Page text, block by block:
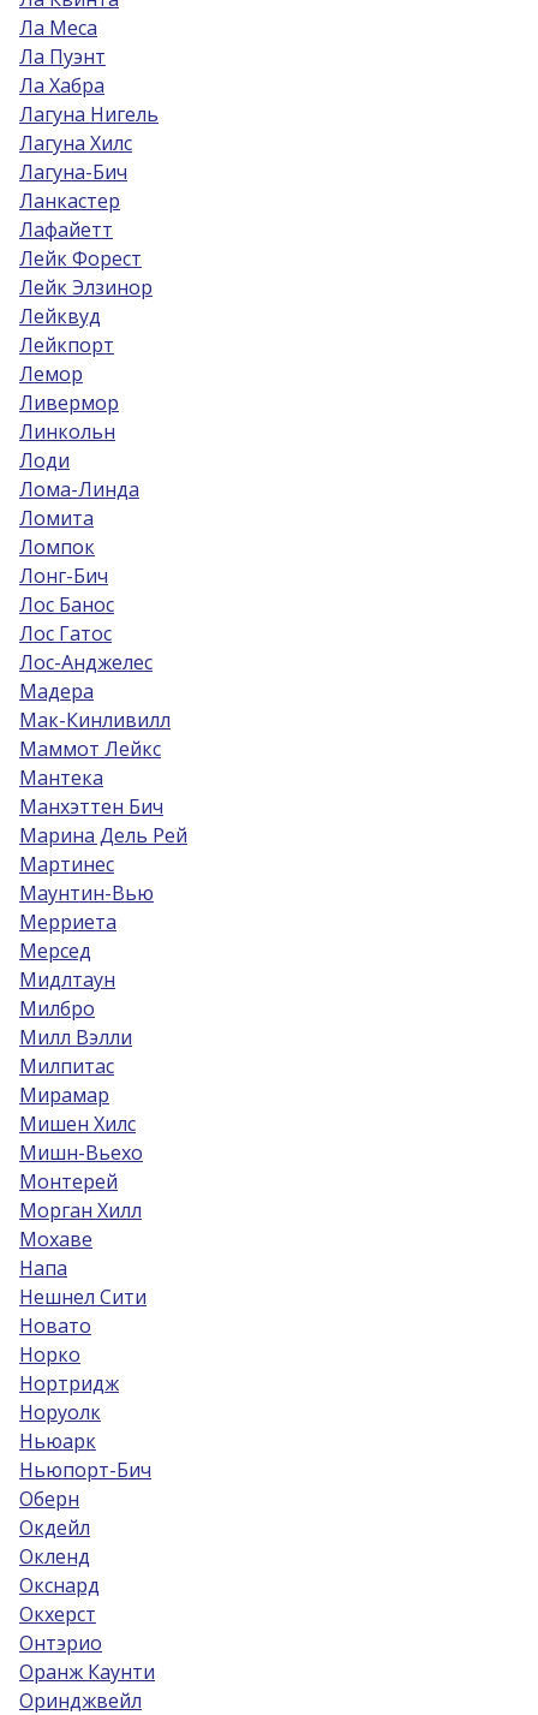
Ла Меса
Ла Пуэнт
Ла Хабра
Лагуна Нигель
Лагуна Хилс
Лагуна-Бич
Ланкастер
Лафайетт
Лейк Форест
Лейк Элзинор
Лейквуд
Лейкпорт
Лемор
Ливермор
Линкольн
Лоди
Лома-Линда
Ломита
Ломпок
Лонг-Бич
Лос Банос
Лос Гатос
Лос-Анджелес
Мадера
Мак-Кинливилл
Маммот Лейкс
Мантека
Манхэттен Бич
Марина Дель Рей
Мартинес
Маунтин-Вью
Мерриета
Мерсед
Мидлтаун
Милбро
Милл Вэлли
Милпитас
Мирамар
Мишен Хилс
Мишн-Вьехо
Монтерей
Морган Хилл
Мохаве
Напа
Нешнел Сити
Новато
Норко
Нортридж
Норуолк
Ньюарк
Ньюпорт-Бич
Оберн
Окдейл
Окленд
Окснард
Окхерст
Онтэрио
Оранж Каунти
Оринджвейл